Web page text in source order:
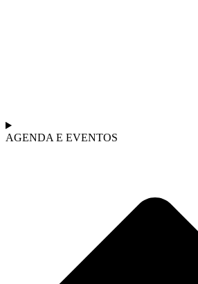
AGENDA E EVENTOS